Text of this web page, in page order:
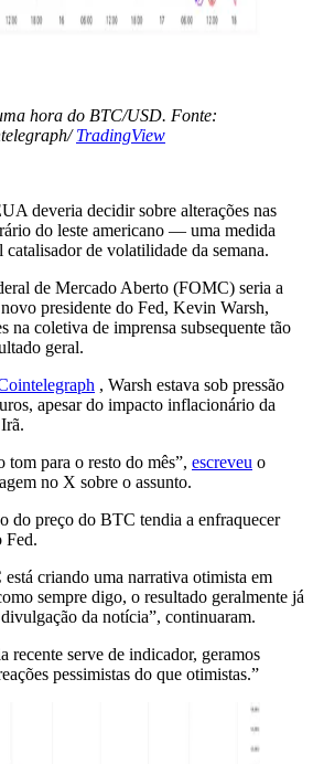
hora do BTC/USD. Fonte:
TradingView
deveria decidir sobre alterações nas
do leste americano — uma medida
de volatilidade da semana.
de Mercado Aberto (FOMC) seria a
presidente do Fed, Kevin Warsh,
na coletiva de imprensa subsequente tão
geral.
, Warsh estava sob pressão
apesar do impacto inflacionário da
para o resto do mês”, escreveu o
no X sobre o assunto.
do preço do BTC tendia a enfraquecer
Fed.
criando uma narrativa otimista em
sempre digo, o resultado geralmente já
da notícia”, continuaram.
recente serve de indicador, geramos
pessimistas do que otimistas.”